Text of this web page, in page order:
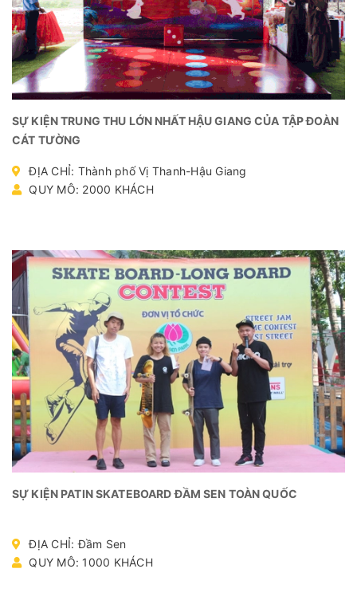
SỰ KIỆN TRUNG THU LỚN NHẤT HẬU GIANG CỦA TẬP ĐOÀN
CÁT TƯỜNG
ĐỊA CHỈ: Thành phố Vị Thanh-Hậu Giang
QUY MÔ: 2000 KHÁCH
SỰ KIỆN PATIN SKATEBOARD ĐẦM SEN TOÀN QUỐC
ĐỊA CHỈ: Đầm Sen
QUY MÔ: 1000 KHÁCH